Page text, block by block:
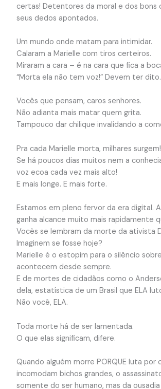
certas! Detentores da moral e dos bons
seus dedos apontados.
Um mundo onde matam para intimidar.
Calaram a Marielle com tiros certeiros.
Miraram a cara – é na cara que fica a
“Morta ela não tem voz!” Devem ter dito.
Vocês que pensam, caros senhores.
Não adianta mais matar quem grita.
Tampouco dar chilique invalidando a
Pra cada Marielle morta, milhares surgem!
Se há poucos dias muitos nem a
voz ecoa cada vez mais alto!
E mais longe. E mais forte.
Estamos em pleno fervor da era digital.
ganha alcance muito mais rapidamente
Vocês se lembram da morte da ativista
Imaginem se fosse hoje?
Marielle é o estopim para o silêncio
acontecem desde sempre.
E de mortes de cidadãos como o
dela, estatística de um Brasil que ELA
Não você, ELA.
Toda morte há de ser lamentada.
O que elas significam, difere.
Quando alguém morre PORQUE luta por
incomodam bichos grandes, o
somente do ser humano, mas da ousadia